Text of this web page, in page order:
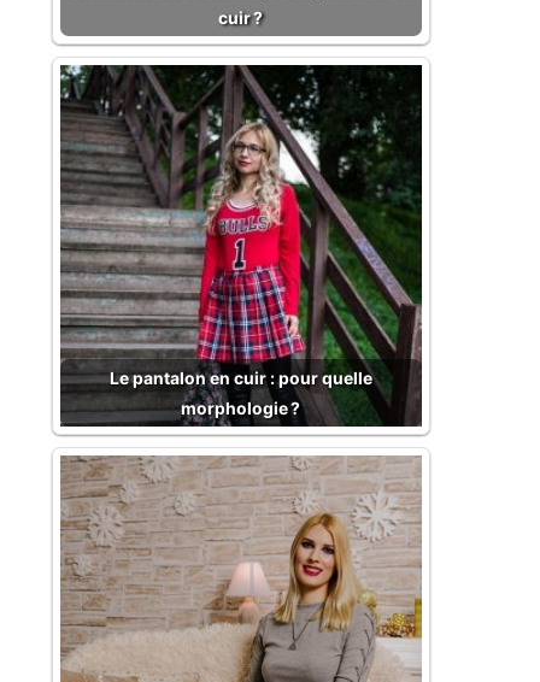
cuir ?
Le pantalon en cuir : pour quelle
morphologie ?